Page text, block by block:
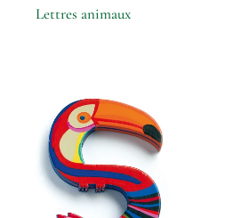
Lettres animaux